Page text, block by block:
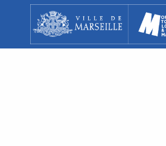
contenu
principal